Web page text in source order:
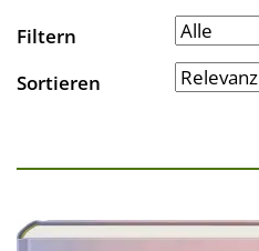
Filtern
Sortieren